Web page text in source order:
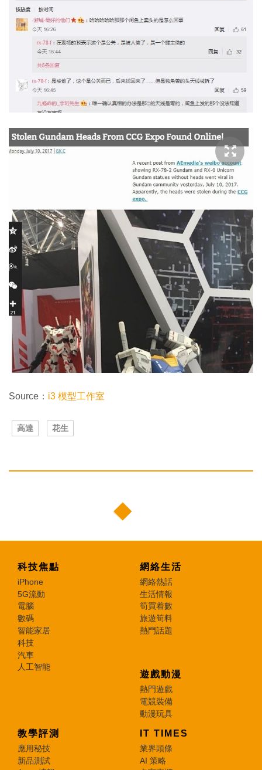
Source： i3 模型工作室
高達 花生
科技焦點
iPhone
5G流動
電腦
數碼
智能家居
科技
汽車
人工智能
網絡生活
網絡熱話
生活情報
筍買着數
旅遊筍料
熱門話題
遊戲動漫
熱門遊戲
電競裝備
動漫玩具
教學評測
應用秘技
新品測試
IT TIMES
業界頭條
AI 策略